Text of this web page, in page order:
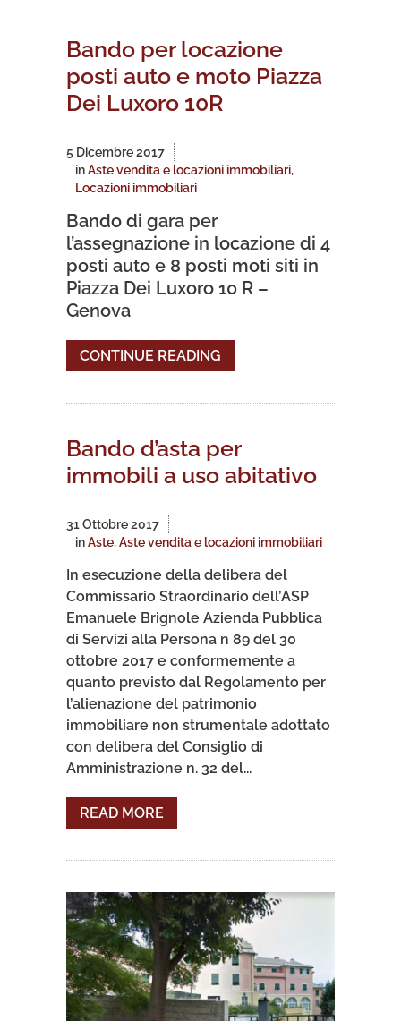
Bando per locazione
posti auto e moto Piazza
Dei Luxoro 10R
5 Dicembre 2017
inAste vendita e locazioni immobiliari,
Locazioni immobiliari
Bando di gara per
l’assegnazione in locazione di 4
posti auto e 8 posti moti siti in
Piazza Dei Luxoro 10 R –
Genova
CONTINUE READING
Bando d’asta per
immobili a uso abitativo
31 Ottobre 2017
inAste,Aste vendita e locazioni immobiliari
In esecuzione della delibera del
Commissario Straordinario dell’ASP
Emanuele Brignole Azienda Pubblica
di Servizi alla Persona n 89 del 30
ottobre 2017 e conformemente a
quanto previsto dal Regolamento per
l’alienazione del patrimonio
immobiliare non strumentale adottato
con delibera del Consiglio di
Amministrazione n. 32 del...
READ MORE